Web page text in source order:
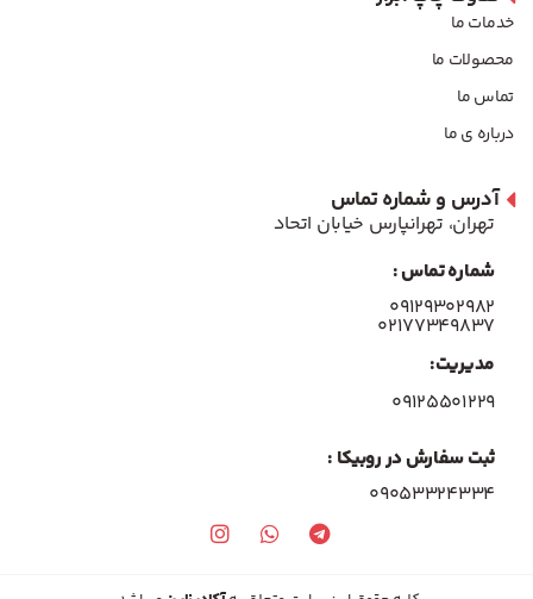
خدمات ما
محصولات ما
تماس ما
درباره ی ما
آدرس و شماره تماس
تهران، تهرانپارس خیابان اتحاد
شماره تماس :
۰۹۱۲۹۳۰۲۹۸۲
۰۲۱۷۷۳۴۹۸۳۷
مدیریت:
۰۹۱۲۵۵۰۱۲۲۹
ثبت سفارش در روبیکا :
09053324334